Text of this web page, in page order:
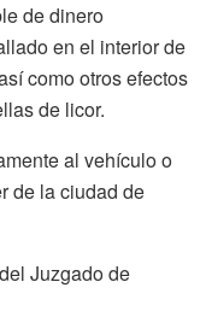
de dinero
en el interior de
como otros efectos
de licor.
al vehículo o
de la ciudad de
Juzgado de